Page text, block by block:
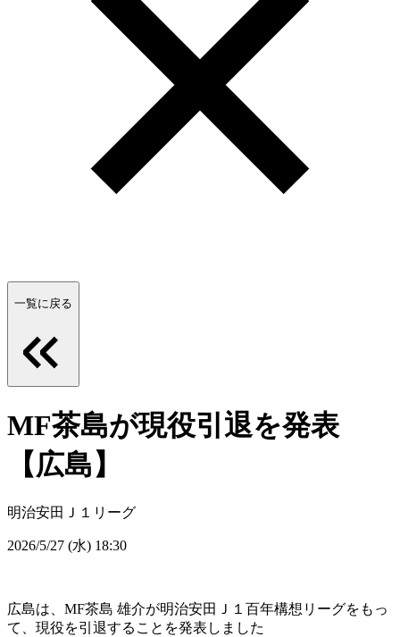
一覧に戻る
MF茶島が現役引退を発表
【広島】
明治安田Ｊ１リーグ
2026/5/27 (水) 18:30
広島は、MF茶島 雄介が明治安田Ｊ１百年構想リーグをもっ
て、現役を引退することを発表しました